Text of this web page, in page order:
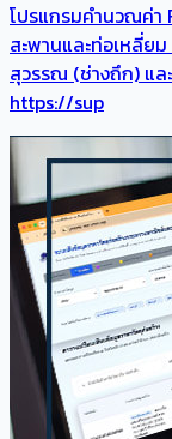
โปรแกรมคำนวณค่า
สะพานและท่อเหลี่ย
สุวรรณ (ช่างถึก) แล
https://sup